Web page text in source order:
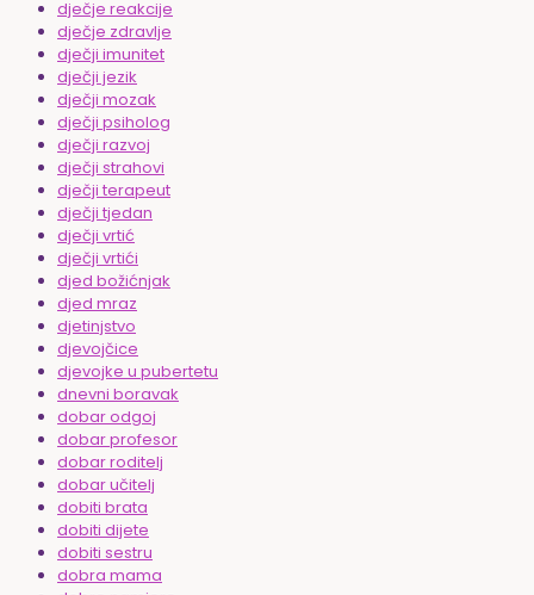
dječje reakcije
dječje zdravlje
dječji imunitet
dječji jezik
dječji mozak
dječji psiholog
dječji razvoj
dječji strahovi
dječji terapeut
dječji tjedan
dječji vrtić
dječji vrtići
djed božićnjak
djed mraz
djetinjstvo
djevojčice
djevojke u pubertetu
dnevni boravak
dobar odgoj
dobar profesor
dobar roditelj
dobar učitelj
dobiti brata
dobiti dijete
dobiti sestru
dobra mama